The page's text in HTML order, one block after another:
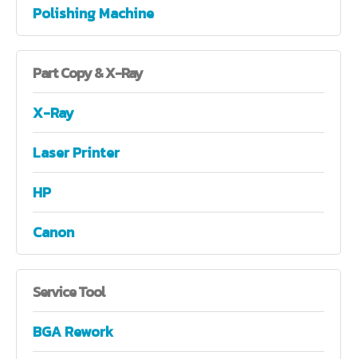
Polishing Machine
PartCopy & X-Ray
X-Ray
Laser Printer
HP
Canon
ServiceTool
BGA Rework